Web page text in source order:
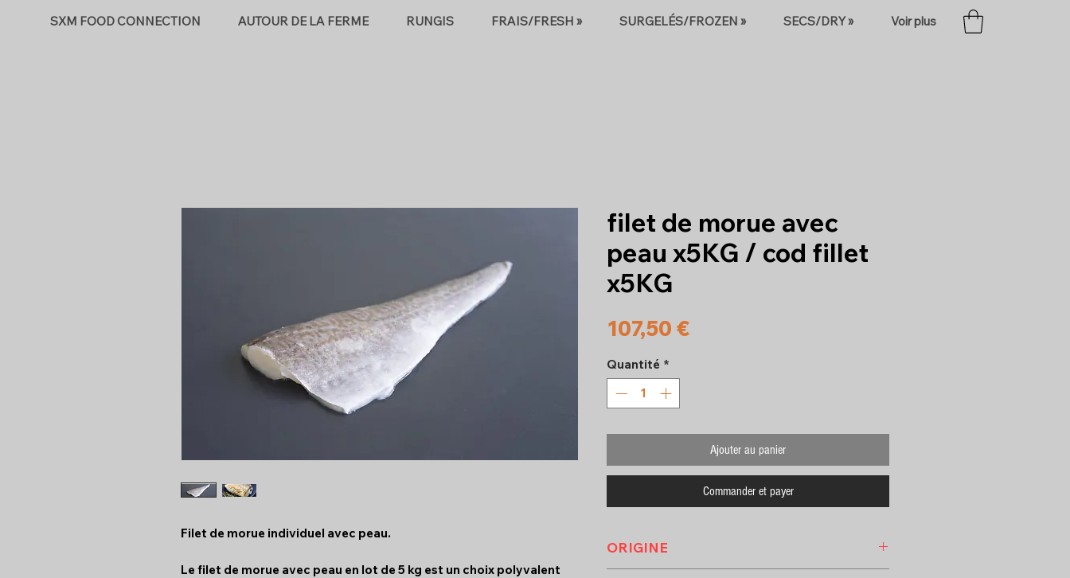
SXM FOOD CONNECTION AUTOUR DE LA FERME RUNGIS FRAIS/FRESH » SURGELÉS/FROZEN » SECS/DRY » Voir plus
Filet de morue individuel avec peau.
Le filet de morue avec peau en lot de 5 kg est un choix polyvalent
filet de morue avec
peau x5KG / cod fillet
x5KG
107,50 €
Quantité *
Ajouter au panier
Commander et payer
ORIGINE